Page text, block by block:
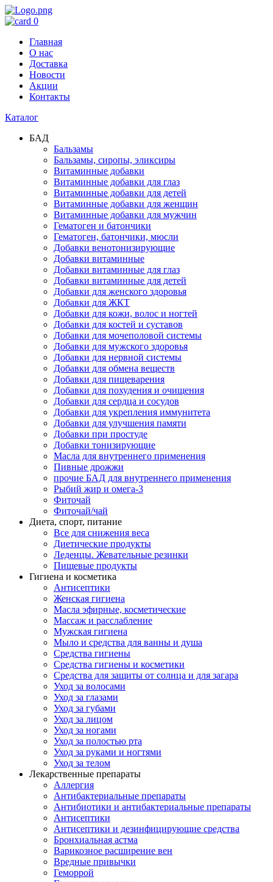
0
Главная
О нас
Доставка
Новости
Акции
Контакты
Каталог
БАД
Бальзамы
Бальзамы, сиропы, эликсиры
Витаминные добавки
Витаминные добавки для глаз
Витаминные добавки для детей
Витаминные добавки для женщин
Витаминные добавки для мужчин
Гематоген и батончики
Гематоген, батончики, мюсли
Добавки венотонизирующие
Добавки витаминные
Добавки витаминные для глаз
Добавки витаминные для детей
Добавки для женского здоровья
Добавки для ЖКТ
Добавки для кожи, волос и ногтей
Добавки для костей и суставов
Добавки для мочеполовой системы
Добавки для мужского здоровья
Добавки для нервной системы
Добавки для обмена веществ
Добавки для пищеварения
Добавки для похудения и очищения
Добавки для сердца и сосудов
Добавки для укрепления иммунитета
Добавки для улучшения памяти
Добавки при простуде
Добавки тонизирующие
Масла для внутреннего применения
Пивные дрожжи
прочие БАД для внутреннего применения
Рыбий жир и омега-3
Фиточай
Фиточай/чай
Диета, спорт, питание
Все для снижения веса
Диетические продукты
Леденцы. Жевательные резинки
Пищевые продукты
Гигиена и косметика
Антисептики
Женская гигиена
Масла эфирные, косметические
Массаж и расслабление
Мужская гигиена
Мыло и средства для ванны и душа
Средства гигиены
Средства гигиены и косметики
Средства для защиты от солнца и для загара
Уход за волосами
Уход за глазами
Уход за губами
Уход за лицом
Уход за ногами
Уход за полостью рта
Уход за руками и ногтями
Уход за телом
Лекарственные препараты
Аллергия
Антибактериальные препараты
Антибиотики и антибактериальные препараты
Антисептики
Антисептики и дезинфицирующие средства
Бронхиальная астма
Варикозное расширение вен
Вредные привычки
Геморрой